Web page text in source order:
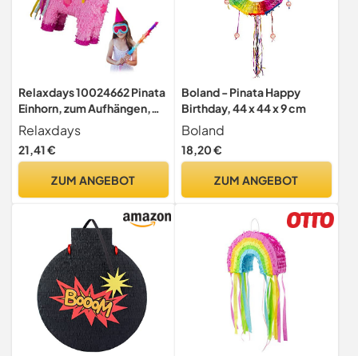
Relaxdays 10024662 Pinata
Einhorn, zum Aufhängen,
Kinder, Mädchen,
Geburtstag, zum Befüllen,
HxBxT: 47 x 43 x 13 cm,
Relaxdays
21,41 €
ZUM ANGEBOT
Boland - Pinata Happy
Birthday, 44 x 44 x 9 cm
Boland
18,20 €
ZUM ANGEBOT